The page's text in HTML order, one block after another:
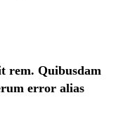
rem. Quibusdam
error alias